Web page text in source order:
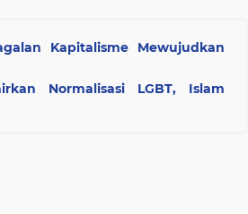
Kapitalisme Mewujudkan
Normalisasi LGBT, Islam